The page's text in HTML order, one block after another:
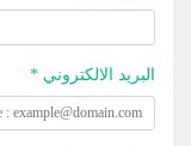
البريد الالكتروني *